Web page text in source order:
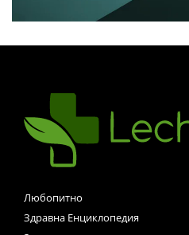
Любопитно
Здравна Енциклопедия